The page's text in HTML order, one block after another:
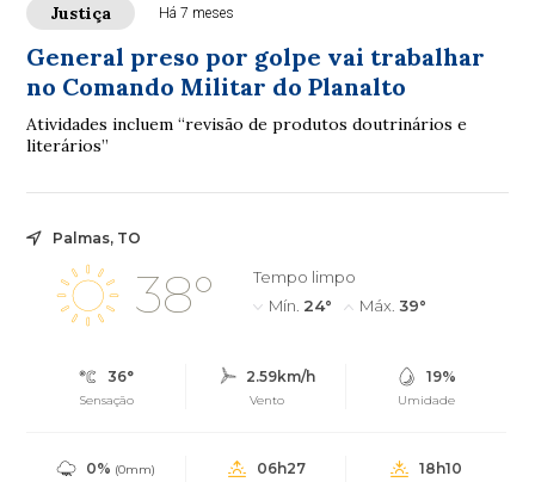
Justiça Há 7 meses
General preso por golpe vai trabalhar
no Comando Militar do Planalto
Atividades incluem “revisão de produtos doutrinários e
literários”
Palmas, TO
38°
Tempo limpo
Mín. 24° Máx. 39°
36°
Sensação
2.59km/h
Vento
19%
Umidade
0% (0mm)
06h27 18h10